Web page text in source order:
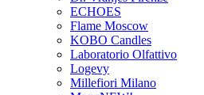
ECHOES
Flame Moscow
KOBO Candles
Laboratorio Olfattivo
Logevy
Millefiori Milano